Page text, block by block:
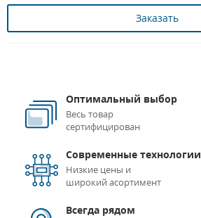
Заказать
Оптимальный выбор
Весь товар
сертифицирован
Современные технологии
Низкие цены и
широкий асортимент
Всегда рядом